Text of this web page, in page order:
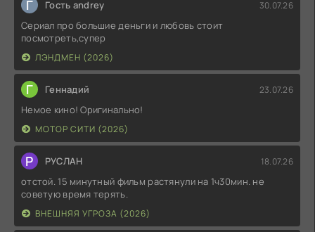
Г Гость andrey 30.07.26
Сериал про большие деньги и любовь стоит
посмотреть,супер
ЛЭНДМЕН (2026)
Г Геннадий 23.07.26
Немое кино! Оригинально!
МОТОР СИТИ (2026)
Р РУСЛАН 18.07.26
отстой. 15 минутный фильм растянули на 1ч30мин. не
советую время терять.
ВНЕШНЯЯ УГРОЗА (2026)